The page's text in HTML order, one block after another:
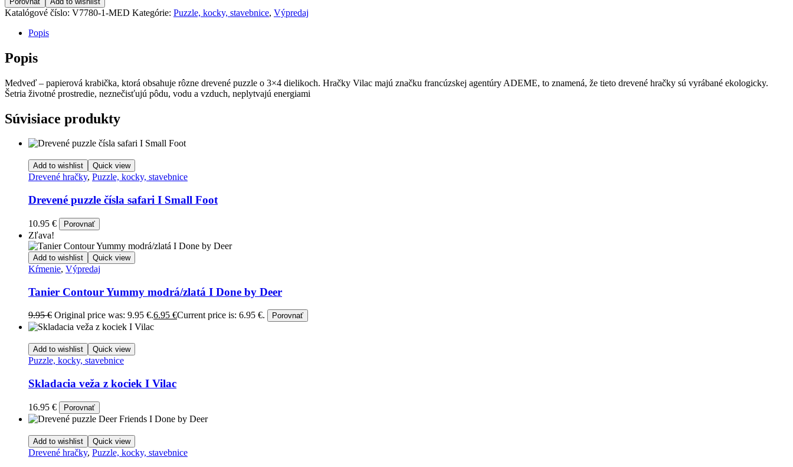
Katalógové číslo: V7780-1-MED Kategórie: Puzzle, kocky, stavebnice, Výpredaj
Popis
Popis
Medveď – papierová krabička, ktorá obsahuje rôzne drevené puzzle o 3×4 dielikoch. Hračky Vilac majú značku francúzskej agentúry ADEME, to znamená, že tieto drevené hračky sú vyrábané ekologicky.
Šetria životné prostredie, neznečisťujú pôdu, vodu a vzduch, neplytvajú energiami
Súvisiace produkty
Add to wishlist Quick view
Drevené hračky, Puzzle, kocky, stavebnice
Drevené puzzle čísla safari I Small Foot
10.95 € Porovnať
Zľava!
Add to wishlist Quick view
Kŕmenie, Výpredaj
Tanier Contour Yummy modrá/zlatá I Done by Deer
9.95€ Original price was: 9.95 €.6.95 €Current price is: 6.95 €. Porovnať
Add to wishlist Quick view
Puzzle, kocky, stavebnice
Skladacia veža z kociek I Vilac
16.95 € Porovnať
Add to wishlist Quick view
Drevené hračky, Puzzle, kocky, stavebnice